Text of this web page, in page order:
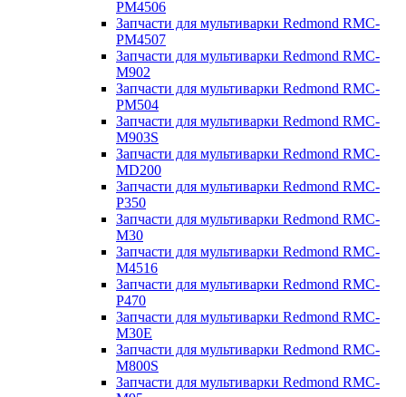
PM4506
Запчасти для мультиварки Redmond RMC-
PM4507
Запчасти для мультиварки Redmond RMC-
M902
Запчасти для мультиварки Redmond RMC-
PM504
Запчасти для мультиварки Redmond RMC-
M903S
Запчасти для мультиварки Redmond RMC-
MD200
Запчасти для мультиварки Redmond RMC-
P350
Запчасти для мультиварки Redmond RMC-
M30
Запчасти для мультиварки Redmond RMC-
M4516
Запчасти для мультиварки Redmond RMC-
P470
Запчасти для мультиварки Redmond RMC-
M30E
Запчасти для мультиварки Redmond RMC-
M800S
Запчасти для мультиварки Redmond RMC-